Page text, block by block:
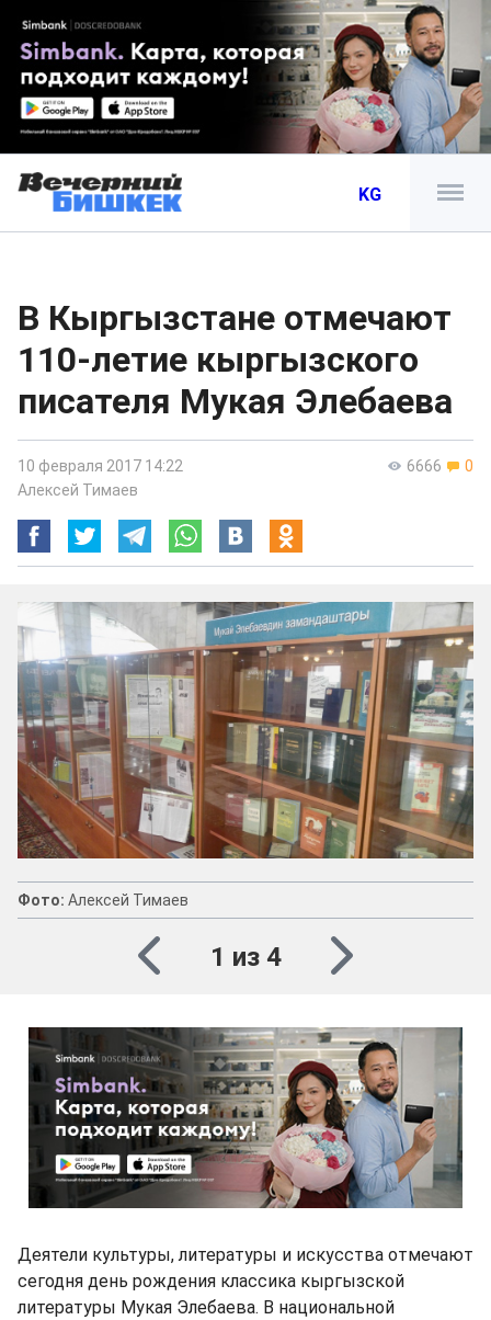
KG
В Кыргызстане отмечают
110-летие кыргызского
писателя Мукая Элебаева
6666 0
10 февраля 2017 14:22
Алексей Тимаев
Фото: Алексей Тимаев
1 из 4
Деятели культуры, литературы и искусства отмечают
сегодня день рождения классика кыргызской
литературы Мукая Элебаева. В национальной